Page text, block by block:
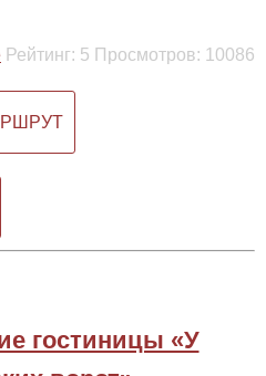
Рейтинг: 5 Просмотров: 10086
гостиницы «У